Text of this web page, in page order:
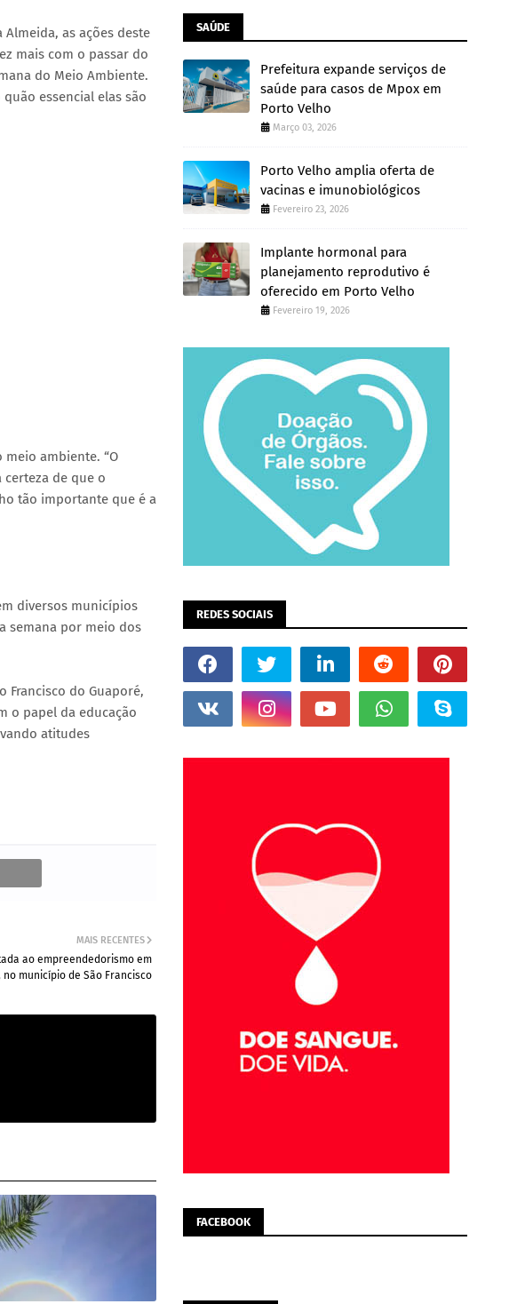
as ações deste
mais com o passar do
do Meio Ambiente.
essencial elas são
ambiente. “O
de que o
tão importante que é a
diversos municípios
semana por meio dos
Francisco do Guaporé,
o papel da educação
atitudes
MAIS RECENTES
ao empreendedorismo em
no município de São Francisco
SAÚDE
Prefeitura expande serviços de
saúde para casos de Mpox em
Porto Velho
Março 03, 2026
Porto Velho amplia oferta de
vacinas e imunobiológicos
Fevereiro 23, 2026
Implante hormonal para
planejamento reprodutivo é
oferecido em Porto Velho
Fevereiro 19, 2026
REDES SOCIAIS
FACEBOOK